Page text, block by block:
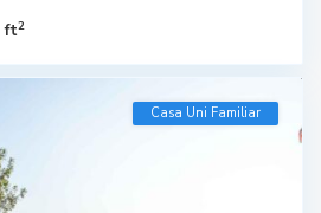
ft2
Casa Uni Familiar